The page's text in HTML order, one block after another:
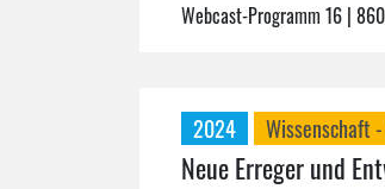
Webcast-Programm 16 |
2024 Wissenschaft
Neue Erreger und